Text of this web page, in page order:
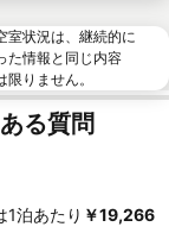
室状況は、継続的に
た情報と同じ内容
りません。
る質問
泊あたり ‎￥19,266